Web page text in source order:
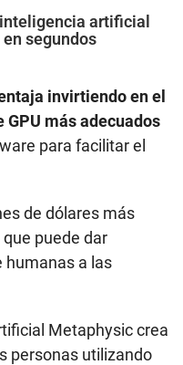
artificial
segundos
invirtiendo en el
más adecuados
para facilitar el
de dólares más
que puede dar
a las
Metaphysic crea
personas utilizando